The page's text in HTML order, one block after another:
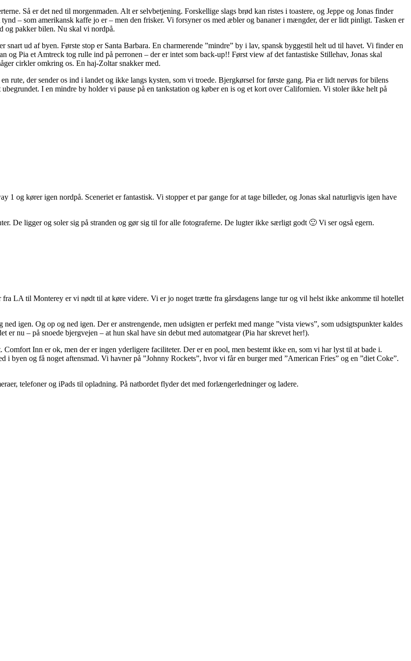
Så er det ned til morgenmaden. Alt er selvbetjening. Forskellige slags brød kan ristes i toastere, og Jeppe og Jonas finder
– som amerikansk kaffe jo er – men den frisker. Vi forsyner os med æbler og bananer i mængder, der er lidt pinligt. Tasken er
og pakker bilen. Nu skal vi nordpå.
ud af byen. Første stop er Santa Barbara. En charmerende ”mindre” by i lav, spansk byggestil helt ud til havet. Vi finder en
og Pia et Amtreck tog rulle ind på perronen – der er intet som back-up!! Først view af det fantastiske Stillehav, Jonas skal
cirkler omkring os. En haj-Zoltar snakker med.
rute, der sender os ind i landet og ikke langs kysten, som vi troede. Bjergkørsel for første gang. Pia er lidt nervøs for bilens
I en mindre by holder vi pause på en tankstation og køber en is og et kort over Californien. Vi stoler ikke helt på
1 og kører igen nordpå. Sceneriet er fantastisk. Vi stopper et par gange for at tage billeder, og Jonas skal naturligvis igen have
De ligger og soler sig på stranden og gør sig til for alle fotograferne. De lugter ikke særligt godt 🙂 Vi ser også egern.
fra LA til Monterey er vi nødt til at køre videre. Vi er jo noget trætte fra gårsdagens lange tur og vil helst ikke ankomme til hotellet
igen. Og op og ned igen. Der er anstrengende, men udsigten er perfekt med mange ”vista views”, som udsigtspunkter kaldes
nu – på snoede bjergvejen – at hun skal have sin debut med automatgear (Pia har skrevet her!).
Inn er ok, men der er ingen yderligere faciliteter. Der er en pool, men bestemt ikke en, som vi har lyst til at bade i.
byen og få noget aftensmad. Vi havner på ”Johnny Rockets”, hvor vi får en burger med ”American Fries” og en ”diet Coke”.
telefoner og iPads til opladning. På natbordet flyder det med forlængerledninger og ladere.